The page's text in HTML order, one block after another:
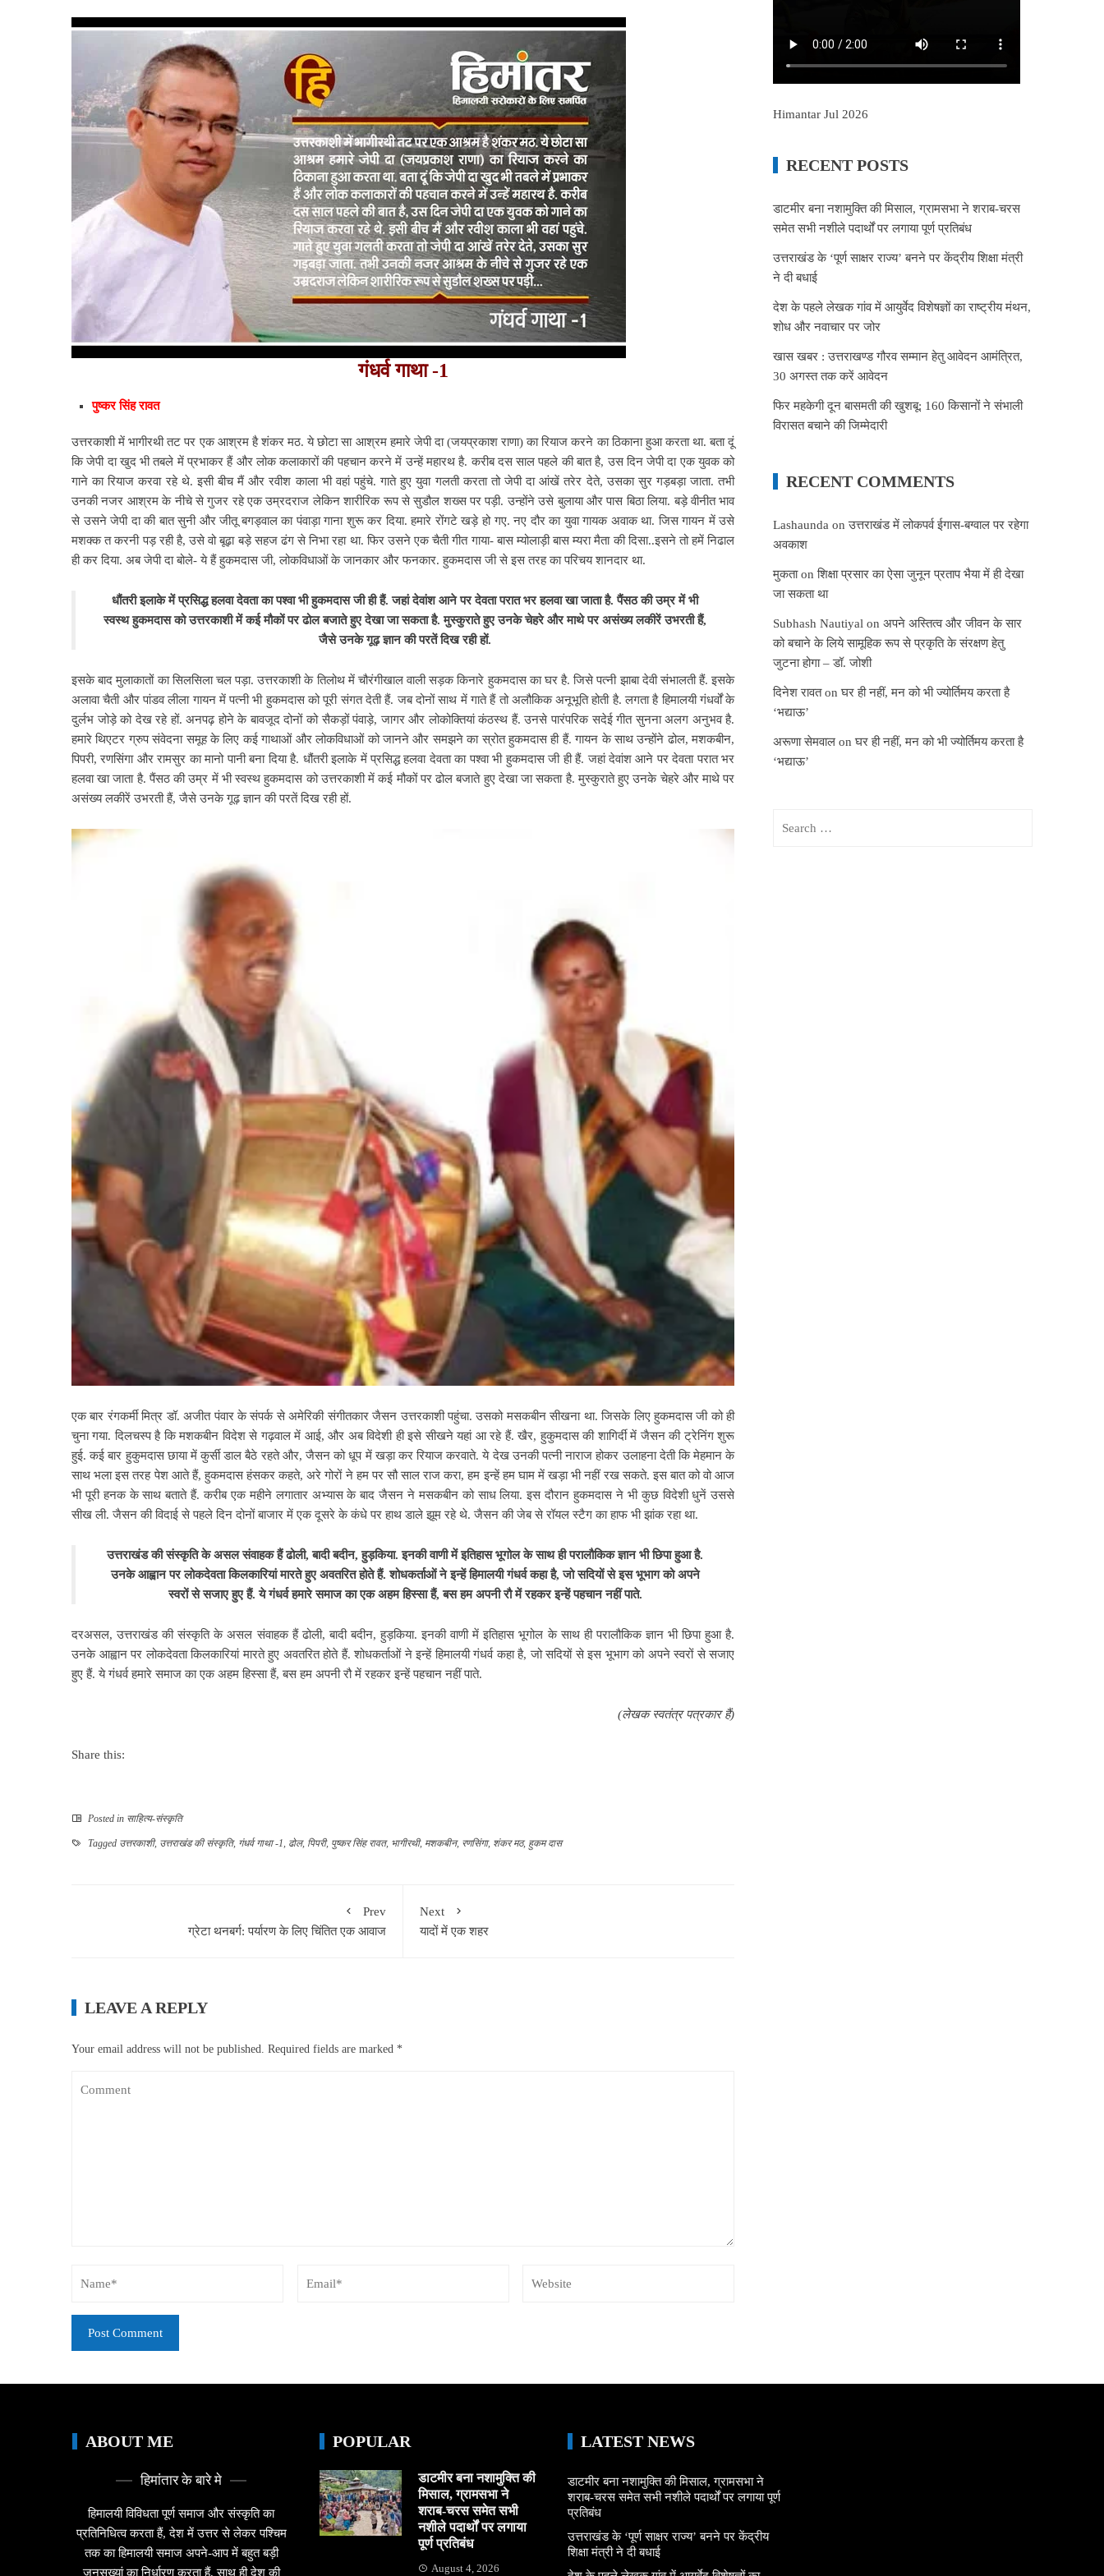
गंधर्व गाथा -1
पुष्कर सिंह रावत
उत्तरकाशी में भागीरथी तट पर एक आश्रम है शंकर मठ. ये छोटा सा आश्रम हमारे जेपी दा (जयप्रकाश राणा) का रियाज करने का ठिकाना हुआ करता था. बता दूं
कि जेपी दा खुद भी तबले में प्रभाकर हैं और लोक कलाकारों की पहचान करने में उन्हें महारथ है. करीब दस साल पहले की बात है, उस दिन जेपी दा एक युवक को
गाने का रियाज करवा रहे थे. इसी बीच मैं और रवीश काला भी वहां पहुंचे. गाते हुए युवा गलती करता तो जेपी दा आंखें तरेर देते, उसका सुर गड़बड़ा जाता. तभी
उनकी नजर आश्रम के नीचे से गुजर रहे एक उम्रदराज लेकिन शारीरिक रूप से सुडौल शख्स पर पड़ी. उन्होंने उसे बुलाया और पास बिठा लिया. बड़े वीनीत भाव
से उसने जेपी दा की बात सुनी और जीतू बगड्वाल का पंवाड़ा गाना शुरू कर दिया. हमारे रोंगटे खड़े हो गए. नए दौर का युवा गायक अवाक था. जिस गायन में उसे
मशक्क त करनी पड़ रही है, उसे वो बूढ़ा बड़े सहज ढंग से निभा रहा था. फिर उसने एक चैती गीत गाया- बास म्योलाड़ी बास म्यरा मैता की दिसा..इसने तो हमें निढाल
ही कर दिया. अब जेपी दा बोले- ये हैं हुकमदास जी, लोकविधाओं के जानकार और फनकार. हुकमदास जी से इस तरह का परिचय शानदार था.
धौंतरी इलाके में प्रसिद्ध हलवा देवता का पश्वा भी हुकमदास जी ही हैं. जहां देवांश आने पर देवता परात भर हलवा खा जाता है. पैंसठ की उम्र में भी
स्वस्थ हुकमदास को उत्तरकाशी में कई मौकों पर ढोल बजाते हुए देखा जा सकता है. मुस्कुराते हुए उनके चेहरे और माथे पर असंख्य लकीरें उभरती हैं,
जैसे उनके गूढ़ ज्ञान की परतें दिख रही हों.
इसके बाद मुलाकातों का सिलसिला चल पड़ा. उत्तरकाशी के तिलोथ में चौरंगीखाल वाली सड़क किनारे हुकमदास का घर है. जिसे पत्नी झाबा देवी संभालती हैं. इसके
अलावा चैती और पांडव लीला गायन में पत्नी भी हुकमदास को पूरी संगत देती हैं. जब दोनों साथ में गाते हैं तो अलौकिक अनूभूति होती है. लगता है हिमालयी गंधर्वों के
दुर्लभ जोड़े को देख रहे हों. अनपढ़ होने के बावजूद दोनों को सैकड़ों पंवाड़े, जागर और लोकोक्तियां कंठस्थ हैं. उनसे पारंपरिक सदेई गीत सुनना अलग अनुभव है.
हमारे थिएटर ग्रुप संवेदना समूह के लिए कई गाथाओं और लोकविधाओं को जानने और समझने का स्रोत हुकमदास ही हैं. गायन के साथ उन्होंने ढोल, मशकबीन,
पिपरी, रणसिंगा और रामसुर का मानो पानी बना दिया है. धौंतरी इलाके में प्रसिद्ध हलवा देवता का पश्वा भी हुकमदास जी ही हैं. जहां देवांश आने पर देवता परात भर
हलवा खा जाता है. पैंसठ की उम्र में भी स्वस्थ हुकमदास को उत्तरकाशी में कई मौकों पर ढोल बजाते हुए देखा जा सकता है. मुस्कुराते हुए उनके चेहरे और माथे पर
असंख्य लकीरें उभरती हैं, जैसे उनके गूढ़ ज्ञान की परतें दिख रही हों.
एक बार रंगकर्मी मित्र डॉ. अजीत पंवार के संपर्क से अमेरिकी संगीतकार जैसन उत्तरकाशी पहुंचा. उसको मसकबीन सीखना था. जिसके लिए हुकमदास जी को ही
चुना गया. दिलचस्प है कि मशकबीन विदेश से गढ़वाल में आई, और अब विदेशी ही इसे सीखने यहां आ रहे हैं. खैर, हुकुमदास की शागिर्दी में जैसन की ट्रेनिंग शुरू
हुई. कई बार हुकुमदास छाया में कुर्सी डाल बैठे रहते और, जैसन को धूप में खड़ा कर रियाज करवाते. ये देख उनकी पत्नी नाराज होकर उलाहना देती कि मेहमान के
साथ भला इस तरह पेश आते हैं, हुकमदास हंसकर कहते, अरे गोरों ने हम पर सौ साल राज करा, हम इन्हें हम घाम में खड़ा भी नहीं रख सकते. इस बात को वो आज
भी पूरी हनक के साथ बताते हैं. करीब एक महीने लगातार अभ्यास के बाद जैसन ने मसकबीन को साध लिया. इस दौरान हुकमदास ने भी कुछ विदेशी धुनें उससे
सीख ली. जैसन की विदाई से पहले दिन दोनों बाजार में एक दूसरे के कंधे पर हाथ डाले झूम रहे थे. जैसन की जेब से रॉयल स्टैग का हाफ भी झांक रहा था.
उत्तराखंड की संस्कृति के असल संवाहक हैं ढोली, बादी बदीन, हुड़किया. इनकी वाणी में इतिहास भूगोल के साथ ही परालौकिक ज्ञान भी छिपा हुआ है.
उनके आह्वान पर लोकदेवता किलकारियां मारते हुए अवतरित होते हैं. शोधकर्ताओं ने इन्हें हिमालयी गंधर्व कहा है, जो सदियों से इस भूभाग को अपने
स्‍वरों से सजाए हुए हैं. ये गंधर्व हमारे समाज का एक अहम हिस्सा हैं, बस हम अपनी रौ में रहकर इन्हें पहचान नहीं पाते.
दरअसल, उत्तराखंड की संस्कृति के असल संवाहक हैं ढोली, बादी बदीन, हुड़किया. इनकी वाणी में इतिहास भूगोल के साथ ही परालौकिक ज्ञान भी छिपा हुआ है.
उनके आह्वान पर लोकदेवता किलकारियां मारते हुए अवतरित होते हैं. शोधकर्ताओं ने इन्हें हिमालयी गंधर्व कहा है, जो सदियों से इस भूभाग को अपने स्‍वरों से सजाए
हुए हैं. ये गंधर्व हमारे समाज का एक अहम हिस्सा हैं, बस हम अपनी रौ में रहकर इन्हें पहचान नहीं पाते.
(लेखक स्‍वतंत्र पत्रकार हैं)
Share this:
Posted in साहित्‍य-संस्कृति
Tagged उत्तरकाशी, उत्तराखंड की संस्कृति, गंधर्व गाथा -1, ढोल, पिपरी, पुष्कर सिंह रावत, भागीरथी, मशकबीन, रणसिंगा, शंकर मठ, हुकम दास
Prev
ग्रेटा थनबर्ग: पर्यारण के लिए चिंतित एक आवाज
Next
यादों में एक शहर
LEAVE A REPLY
Your email address will not be published. Required fields are marked *
Himantar Jul 2026
RECENT POSTS
डाटमीर बना नशामुक्ति की मिसाल, ग्रामसभा ने शराब-चरस
समेत सभी नशीले पदार्थों पर लगाया पूर्ण प्रतिबंध
उत्तराखंड के ‘पूर्ण साक्षर राज्य’ बनने पर केंद्रीय शिक्षा मंत्री
ने दी बधाई
देश के पहले लेखक गांव में आयुर्वेद विशेषज्ञों का राष्ट्रीय मंथन,
शोध और नवाचार पर जोर
खास खबर : उत्तराखण्ड गौरव सम्मान हेतु आवेदन आमंत्रित,
30 अगस्त तक करें आवेदन
फिर महकेगी दून बासमती की खुशबू: 160 किसानों ने संभाली
विरासत बचाने की जिम्मेदारी
RECENT COMMENTS
Lashaunda onउत्तराखंड में लोकपर्व ईगास-बग्वाल पर रहेगा
अवकाश
मुकताonशिक्षा प्रसार का ऐसा जुनून प्रताप भैया में ही देखा
जा सकता था
Subhash Nautiyal onअपने अस्तित्व और जीवन के सार
को बचाने के लिये सामूहिक रूप से प्रकृति के संरक्षण हेतु
जुटना होगा – डॉ. जोशी
दिनेश रावतonघर ही नहीं, मन को भी ज्योर्तिमय करता है
‘भद्याऊ’
अरूणा सेमवाल onघर ही नहीं, मन को भी ज्योर्तिमय करता है
‘भद्याऊ’
ABOUT ME
हिमांतार के बारे मे
हिमालयी विविधता पूर्ण समाज और संस्कृति का
प्रतिनिधित्व करता हैं, देश में उत्तर से लेकर पश्चिम
तक का हिमालयी समाज अपने-आप में बहुत बड़ी
जनसख्यां का निर्धारण करता हैं, साथ ही देश की
POPULAR
डाटमीर बना नशामुक्ति की
मिसाल, ग्रामसभा ने
शराब-चरस समेत सभी
नशीले पदार्थों पर लगाया
पूर्ण प्रतिबंध
August 4, 2026
LATEST NEWS
डाटमीर बना नशामुक्ति की मिसाल, ग्रामसभा ने
शराब-चरस समेत सभी नशीले पदार्थों पर लगाया पूर्ण
प्रतिबंध
उत्तराखंड के ‘पूर्ण साक्षर राज्य’ बनने पर केंद्रीय
शिक्षा मंत्री ने दी बधाई